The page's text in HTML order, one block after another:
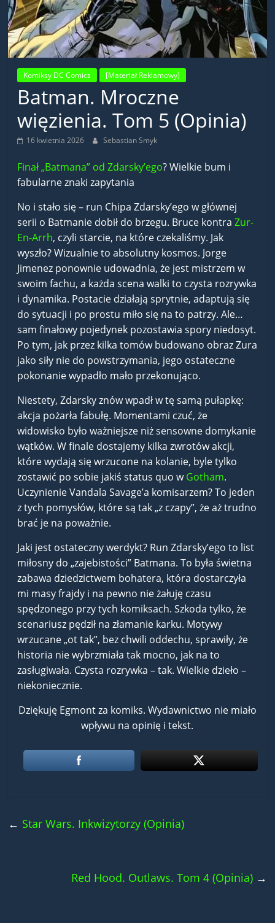
Komiksy DC Comics [Materiał Reklamowy]
Batman. Mroczne
więzienia. Tom 5 (Opinia)
16 kwietnia 2026 Sebastian Smyk
Finał „Batmana” od Zdarsky’ego? Wielkie bum i
fabularne znaki zapytania
No i stało się – run Chipa Zdarsky’ego w głównej
serii o Batmanie dobił do brzegu. Bruce kontraZur-
En-Arrh, czyli starcie, na które czekaliśmy. Jak
wyszło? Wizualnie to absolutny kosmos. Jorge
Jimenez ponownie udowadnia, że jest mistrzem w
swoim fachu, a każda scena walki to czysta rozrywka
i dynamika. Postacie działają sprytnie, adaptują się
do sytuacji i po prostu miło się na to patrzy. Ale…
sam finałowy pojedynek pozostawia spory niedosyt.
Po tym, jak przez kilka tomów budowano obraz Zura
jako siły nie do powstrzymania, jego ostateczne
pokonanie wypadło mało przekonująco.
Niestety, Zdarsky znów wpadł w tę samą pułapkę:
akcja pożarła fabułę. Momentami czuć, że
widowisko było ważniejsze niż sensowne domykanie
wątków. W finale dostajemy kilka zwrotów akcji,
które wydają się wrzucone na kolanie, byle tylko
zostawić po sobie jakiś status quo wGotham.
Uczynienie Vandala Savage’a komisarzem? To jeden
z tych pomysłów, które są tak „z czapy”, że aż trudno
brać je na poważnie.
Jaki jest ostateczny werdykt? Run Zdarsky’ego to list
miłosny do „zajebistości” Batmana. To była świetna
zabawa dziedzictwem bohatera, która dostarczyła
mi masy frajdy i na pewno nie żałuję czasu
spędzonego przy tych komiksach. Szkoda tylko, że
scenariusz pędził na złamanie karku. Motywy
wrzucane „ot tak”, bez chwili oddechu, sprawiły, że
historia nie wybrzmiała tak mocno, jak na to
zasługiwała. Czysta rozrywka – tak. Wielkie dzieło –
niekoniecznie.
Dziękuję Egmont za komiks. Wydawnictwo nie miało
wpływu na opinię i tekst.
← Star Wars. Inkwizytorzy (Opinia)
Red Hood. Outlaws. Tom 4 (Opinia) →